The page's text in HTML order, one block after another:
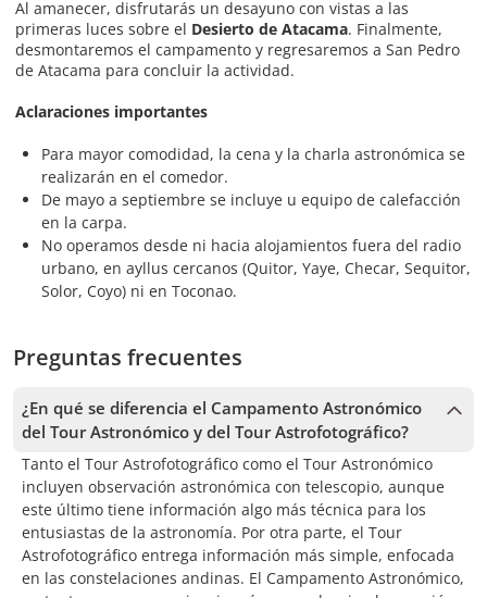
Al amanecer, disfrutarás un desayuno con vistas a las
primeras luces sobre el Desierto de Atacama. Finalmente,
desmontaremos el campamento y regresaremos a San Pedro
de Atacama para concluir la actividad.
Aclaraciones importantes
Para mayor comodidad, la cena y la charla astronómica se
realizarán en el comedor.
De mayo a septiembre se incluye u equipo de calefacción
en la carpa.
No operamos desde ni hacia alojamientos fuera del radio
urbano, en ayllus cercanos (Quitor, Yaye, Checar, Sequitor,
Solor, Coyo) ni en Toconao.
Preguntas frecuentes
¿En qué se diferencia el Campamento Astronómico
del Tour Astronómico y del Tour Astrofotográfico?
Tanto el Tour Astrofotográfico como el Tour Astronómico
incluyen observación astronómica con telescopio, aunque
este último tiene información algo más técnica para los
entusiastas de la astronomía. Por otra parte, el Tour
Astrofotográfico entrega información más simple, enfocada
en las constelaciones andinas. El Campamento Astronómico,